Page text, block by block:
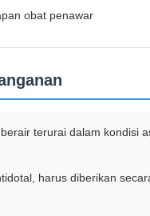
obat penawar
terurai dalam kondisi
harus diberikan